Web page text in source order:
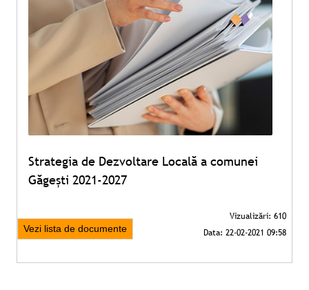
Strategia de Dezvoltare Locală a comunei
Găgești 2021-2027
Vezi lista de documente